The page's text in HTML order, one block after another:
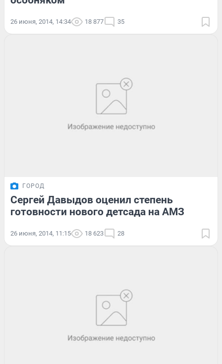
26 июня, 2014, 14:34 18 877 35
ГОРОД
Сергей Давыдов оценил степень
готовности нового детсада на АМЗ
26 июня, 2014, 11:15 18 623 28